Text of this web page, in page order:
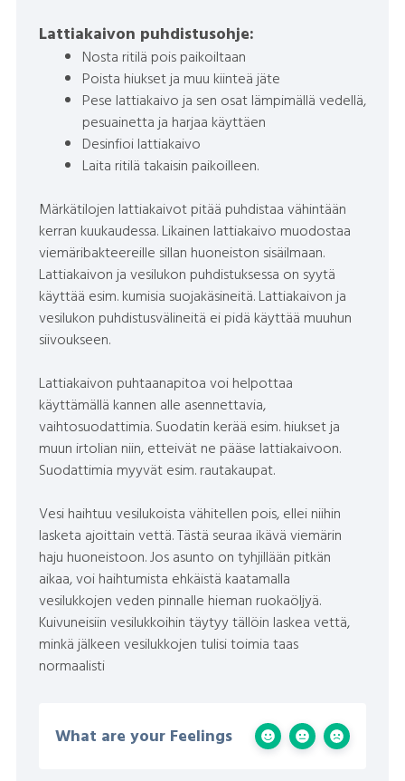
Lattiakaivon puhdistusohje:
Nosta ritilä pois paikoiltaan
Poista hiukset ja muu kiinteä jäte
Pese lattiakaivo ja sen osat lämpimällä vedellä,
pesuainetta ja harjaa käyttäen
Desinfioi lattiakaivo
Laita ritilä takaisin paikoilleen.
Märkätilojen lattiakaivot pitää puhdistaa vähintään
kerran kuukaudessa. Likainen lattiakaivo muodostaa
viemäribakteereille sillan huoneiston sisäilmaan.
Lattiakaivon ja vesilukon puhdistuksessa on syytä
käyttää esim. kumisia suojakäsineitä. Lattiakaivon ja
vesilukon puhdistusvälineitä ei pidä käyttää muuhun
siivoukseen.
Lattiakaivon puhtaanapitoa voi helpottaa
käyttämällä kannen alle asennettavia,
vaihtosuodattimia. Suodatin kerää esim. hiukset ja
muun irtolian niin, etteivät ne pääse lattiakaivoon.
Suodattimia myyvät esim. rautakaupat.
Vesi haihtuu vesilukoista vähitellen pois, ellei niihin
lasketa ajoittain vettä. Tästä seuraa ikävä viemärin
haju huoneistoon. Jos asunto on tyhjillään pitkän
aikaa, voi haihtumista ehkäistä kaatamalla
vesilukkojen veden pinnalle hieman ruokaöljyä.
Kuivuneisiin vesilukkoihin täytyy tällöin laskea vettä,
minkä jälkeen vesilukkojen tulisi toimia taas
normaalisti
What are your Feelings